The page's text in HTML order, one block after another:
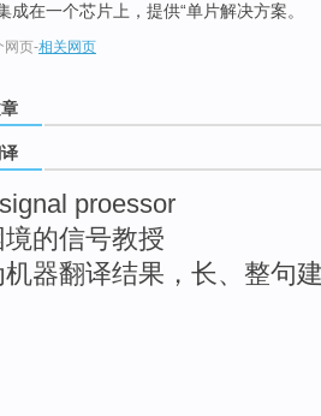
成在一个芯片上，提供“单片解决方案。
网页-相关网页
proessor
境的信号教授
机器翻译结果，长、整句